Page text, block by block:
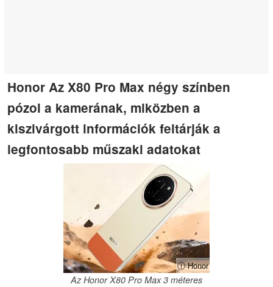
Honor Az X80 Pro Max négy színben
pózol a kamerának, miközben a
kiszivárgott információk feltárják a
legfontosabb műszaki adatokat
ⓘ Honor
Az Honor X80 Pro Max 3 méteres